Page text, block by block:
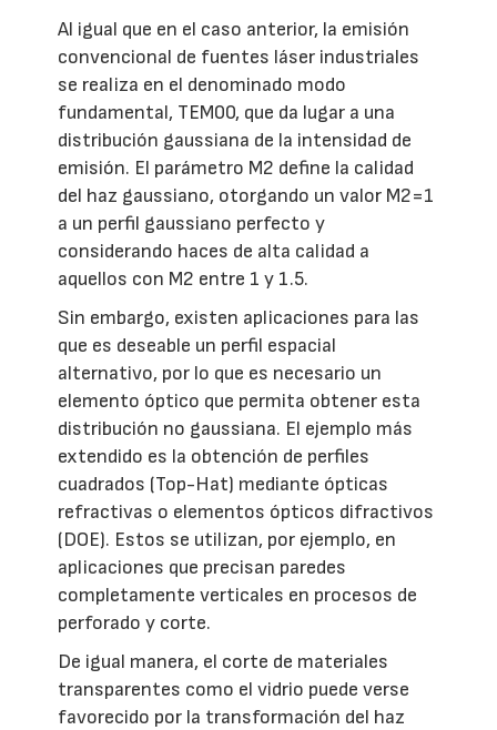
Al igual que en el caso anterior, la emisión
convencional de fuentes láser industriales
se realiza en el denominado modo
fundamental, TEM00, que da lugar a una
distribución gaussiana de la intensidad de
emisión. El parámetro M2 define la calidad
del haz gaussiano, otorgando un valor M2=1
a un perfil gaussiano perfecto y
considerando haces de alta calidad a
aquellos con M2 entre 1 y 1.5.
Sin embargo, existen aplicaciones para las
que es deseable un perfil espacial
alternativo, por lo que es necesario un
elemento óptico que permita obtener esta
distribución no gaussiana. El ejemplo más
extendido es la obtención de perfiles
cuadrados (Top-Hat) mediante ópticas
refractivas o elementos ópticos difractivos
(DOE). Estos se utilizan, por ejemplo, en
aplicaciones que precisan paredes
completamente verticales en procesos de
perforado y corte.
De igual manera, el corte de materiales
transparentes como el vidrio puede verse
favorecido por la transformación del haz